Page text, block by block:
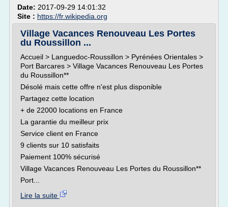
Date: 2017-09-29 14:01:32
Site : https://fr.wikipedia.org
Village Vacances Renouveau Les Portes
du Roussillon ...
Accueil > Languedoc-Roussillon > Pyrénées Orientales >
Port Barcares > Village Vacances Renouveau Les Portes
du Roussillon**
Désolé mais cette offre n'est plus disponible
Partagez cette location
+ de 22000 locations en France
La garantie du meilleur prix
Service client en France
9 clients sur 10 satisfaits
Paiement 100% sécurisé
Village Vacances Renouveau Les Portes du Roussillon**
Port...
Lire la suite